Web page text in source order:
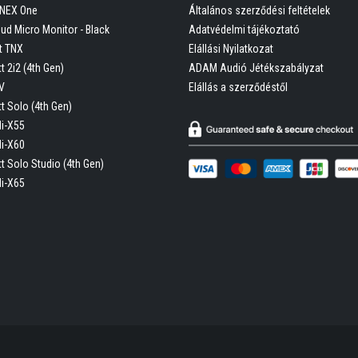
One
Micro Monitor - Black
TNX
2i2 (4th Gen)
Solo (4th Gen)
X55
X60
Solo Studio (4th Gen)
X65
Általános szerződési feltételek
Adatvédelmi tájékoztató
Elállási Nyilatkozat
ADAM Audió Jétékszabályzat
Elállás a szerződéstől